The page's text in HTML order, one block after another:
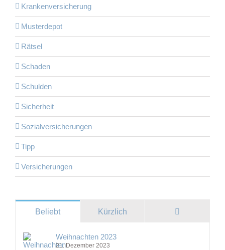
Krankenversicherung
Musterdepot
Rätsel
Schaden
Schulden
Sicherheit
Sozialversicherungen
Tipp
Versicherungen
Beliebt Kürzlich
Weihnachten 2023
21. Dezember 2023